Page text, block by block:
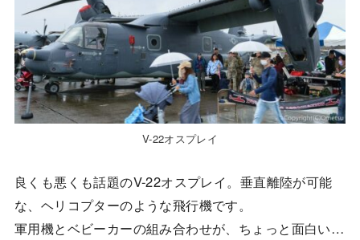
V-22オスプレイ
良くも悪くも話題のV-22オスプレイ。垂直離陸が可能
な、ヘリコプターのような飛行機です。
軍用機とベビーカーの組み合わせが、ちょっと面白い…